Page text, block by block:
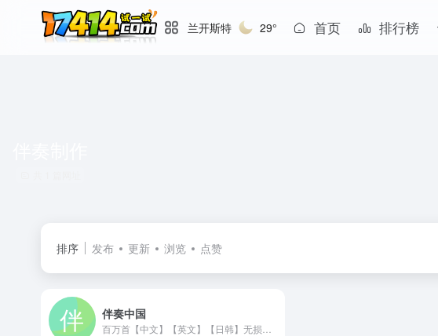
兰开斯特 29° 首页 排行榜
排序 发布 更新 浏览 点赞
伴奏中国